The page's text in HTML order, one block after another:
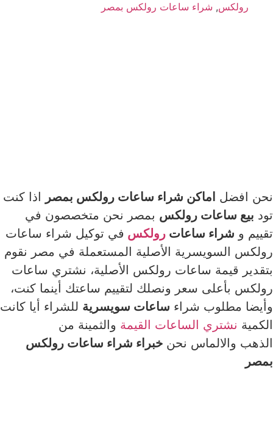
رولكس, شراء ساعات رولكس بمصر
نحن افضل اماكن شراء ساعات رولكس بمصر اذا كنت
تود بيع ساعات رولكس بمصر نحن متخصصون في
تقييم و شراء ساعات رولكس في توكيل شراء ساعات
رولكس السويسرية الأصلية المستعملة في مصر نقوم
بتقدير قيمة ساعات رولكس الأصلية، نشتري ساعات
رولكس بأعلى سعر ونصلك لتقييم ساعتك أينما كنت،
وأيضا مطلوب شراء ساعات سويسرية للشراء أيا كانت
الكمية نشتري الساعات القيمة والثمينة من
الذهب والالماس نحن خبراء شراء ساعات رولكس
بمصر